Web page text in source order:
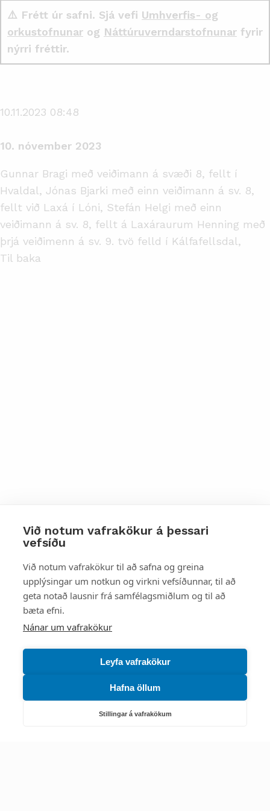
Við notum vafrakökur á þessari
vefsíðu
Við notum vafrakökur til að safna og greina
upplýsingar um notkun og virkni vefsíðunnar, til að
geta notað lausnir frá samfélagsmiðlum og til að
bæta efni.
Nánar um vafrakökur
Leyfa vafrakökur
Hafna öllum
Stillingar á vafrakökum
⚠️ Frétt úr safni. Sjá vefi Umhverfis- og
orkustofnunar og Náttúruverndarstofnunar fyrir
nýrri fréttir.
10.11.2023 08:48
10. nóvember 2023
Gunnar Bragi með veiðimann á svæði 8, fellt í
Hvaldal, Jónas Bjarki með einn veiðimann á sv. 8,
fellt við Laxá í Lóni, Stefán Helgi með einn
veiðimann á sv. 8, fellt á Laxáraurum Henning með
þrjá veiðimenn á sv. 9. tvö felld í Kálfafellsdal,
Til baka
Styttu þér leið
Mest skoðað
Starfsstöðvar
Náttúruverndarstofnun
Veiðimál, friðlýst svæði, landvarsla og náttúruvernd